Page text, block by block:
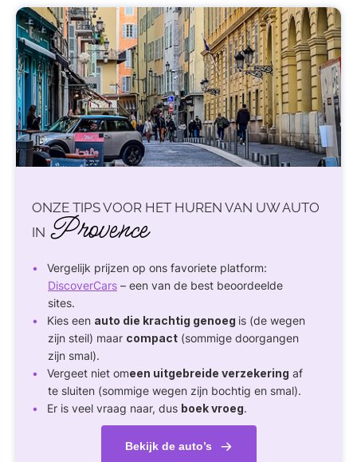
ONZE TIPS VOOR HET HUREN VAN UW AUTO
IN Provence
Vergelijk prijzen op ons favoriete platform:
DiscoverCars – een van de best beoordeelde
sites.
Kies een auto die krachtig genoeg is (de wegen
zijn steil) maar compact (sommige doorgangen
zijn smal).
Vergeet niet omeen uitgebreide verzekering af
te sluiten (sommige wegen zijn bochtig en smal).
Er is veel vraag naar, dus boek vroeg.
Bekijk de auto’s